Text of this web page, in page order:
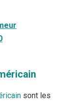
sont les